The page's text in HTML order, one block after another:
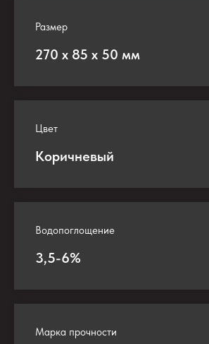
Размер
270 х 85 х 50 мм
Цвет
Коричневый
Водопоглощение
3,5-6%
Марка прочности